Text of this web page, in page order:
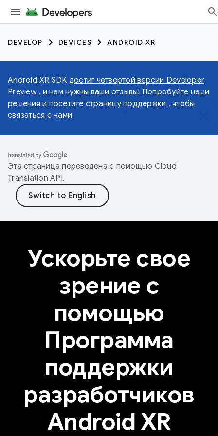
DEVELOP DEVICES ANDROID XR
Android XR SDK достиг четвертой версии Developer
Preview, и нам нужны ваши отзывы! Попробуйте наши
решения и посетите страницу поддержки , чтобы
связаться с нами.
Эта страница переведена с помощью Cloud
Translation API.
Ускорьте свое
зрение с
помощью
Программа
поддержки
разработчиков
Android XR